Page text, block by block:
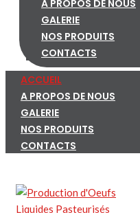
A PROPOS DE NOUS
GALERIE
NOS PRODUITS
CONTACTS
ACCUEIL
A PROPOS DE NOUS
GALERIE
NOS PRODUITS
CONTACTS